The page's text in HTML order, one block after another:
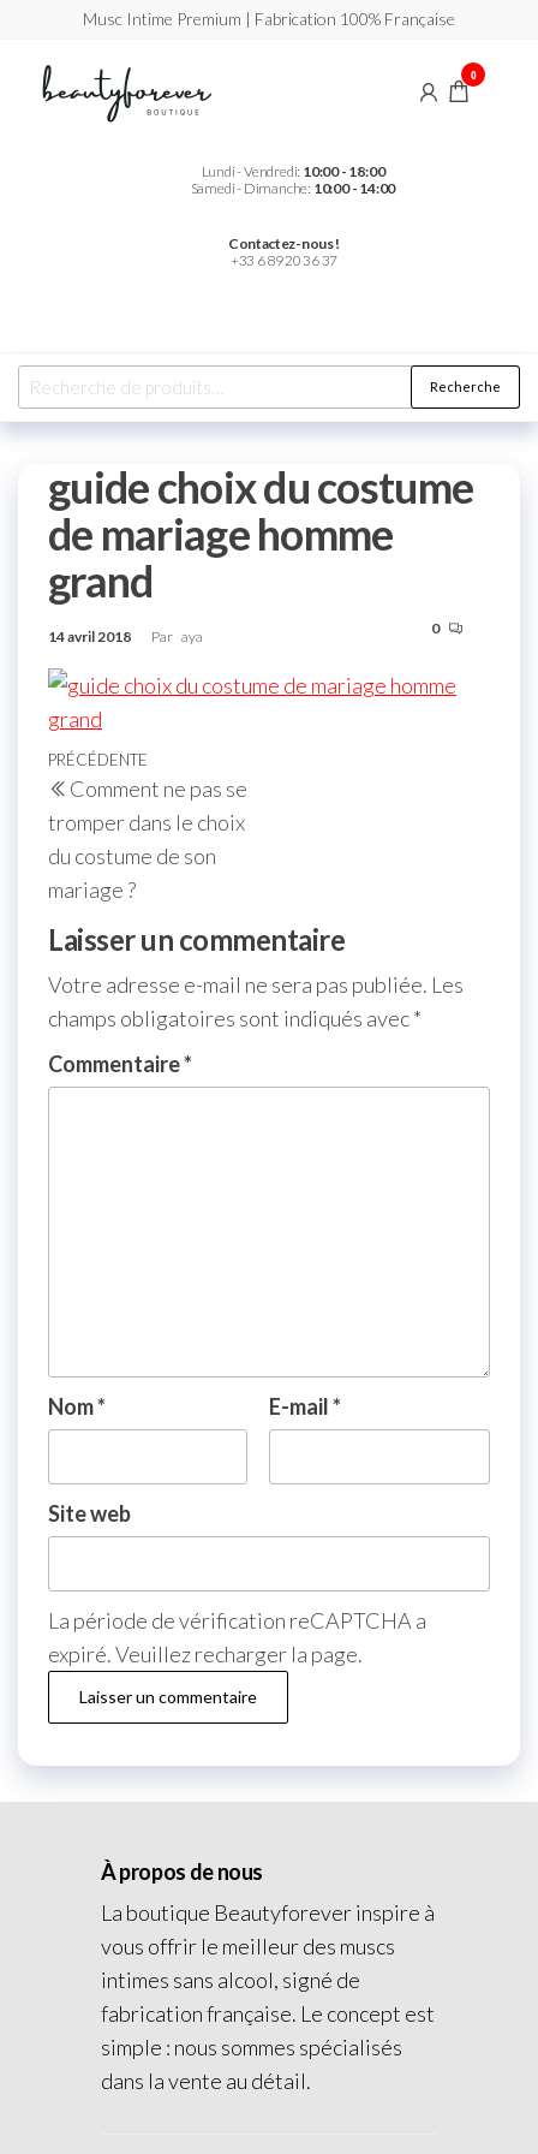
Musc Intime Premium | Fabrication 100% Française
Beautyforever
Lundi - Vendredi: 10:00 - 18:00
Samedi - Dimanche: 10:00 - 14:00
Contactez-nous !
+33 6 89 20 36 37
0
Recherche
guide choix du costume
de mariage homme
grand
14 avril 2018 Par aya 0
PRÉCÉDENTE
Comment ne pas se
tromper dans le choix
du costume de son
mariage ?
Laisser un commentaire
Votre adresse e-mail ne sera pas publiée. Les
champs obligatoires sont indiqués avec*
Commentaire*
Nom* E-mail*
Site web
La période de vérification reCAPTCHA a
expiré. Veuillez recharger la page.
À propos de nous
La boutique Beautyforever inspire à
vous offrir le meilleur des muscs
intimes sans alcool, signé de
fabrication française. Le concept est
simple : nous sommes spécialisés
dans la vente au détail.